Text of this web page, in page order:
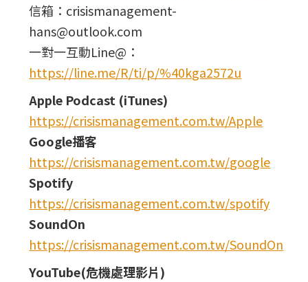
信箱：crisismanagement-
hans@outlook.com
一對一互動Line@：
https://line.me/R/ti/p/%40kga2572u
Apple Podcast (iTunes)
https://crisismanagement.com.tw/Apple
Google播客
https://crisismanagement.com.tw/google
Spotify
https://crisismanagement.com.tw/spotify
SoundOn
https://crisismanagement.com.tw/SoundOn
YouTube(危機處理影片)